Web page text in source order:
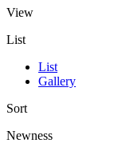
View
List
List
Gallery
Sort
Newness